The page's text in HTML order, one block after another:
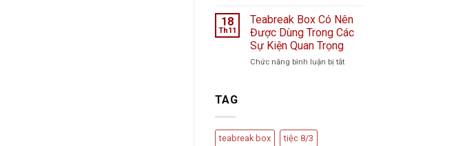
Khách
Tiệc
Vu
Quy,
Loại
Hình
Tiệc
Trà
Phổ
18
Th11
Teabreak Box Có Nên
Được Dùng Trong Các
Sự Kiện Quan Trọng
Chức năng bình luận bị tắtở
TAG
teabreak box tiệc 8/3